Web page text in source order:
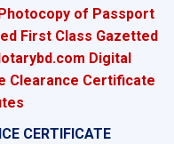
of Passport
First Class Gazetted
Digital
Clearance Certificate
CERTIFICATE